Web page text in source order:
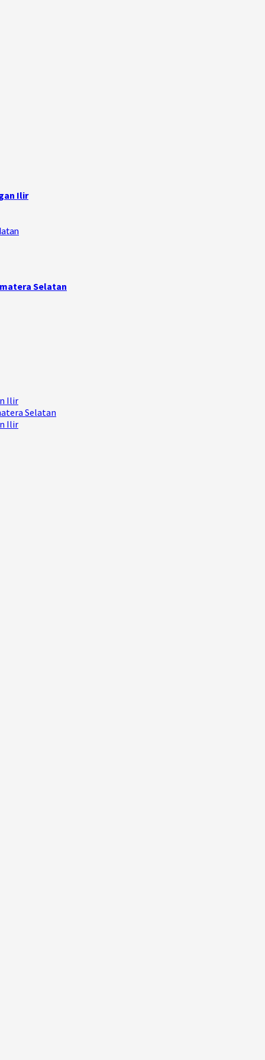
Ilir
Selatan
Ilir
Selatan
Ilir